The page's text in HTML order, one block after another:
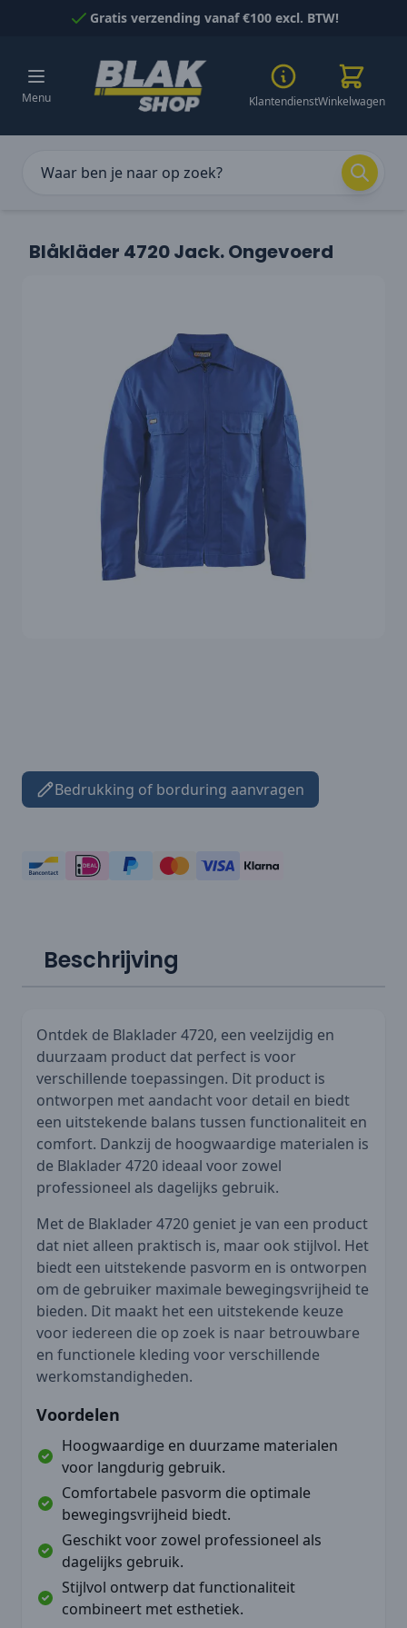
Naar inhoud gaanGratis verzending vanaf €100 excl. BTW!
Menu KlantendienstWinkelwagen
Blåkläder 4720 Jack. Ongevoerd
Bedrukking of borduring aanvragen
Beschrijving
Ontdek de Blaklader 4720, een veelzijdig en
duurzaam product dat perfect is voor
verschillende toepassingen. Dit product is
ontworpen met aandacht voor detail en biedt
een uitstekende balans tussen functionaliteit en
comfort. Dankzij de hoogwaardige materialen is
de Blaklader 4720 ideaal voor zowel
professioneel als dagelijks gebruik.
Met de Blaklader 4720 geniet je van een product
dat niet alleen praktisch is, maar ook stijlvol. Het
biedt een uitstekende pasvorm en is ontworpen
om de gebruiker maximale bewegingsvrijheid te
bieden. Dit maakt het een uitstekende keuze
voor iedereen die op zoek is naar betrouwbare
en functionele kleding voor verschillende
werkomstandigheden.
Voordelen
Hoogwaardige en duurzame materialen
voor langdurig gebruik.
Comfortabele pasvorm die optimale
bewegingsvrijheid biedt.
Geschikt voor zowel professioneel als
dagelijks gebruik.
Stijlvol ontwerp dat functionaliteit
combineert met esthetiek.